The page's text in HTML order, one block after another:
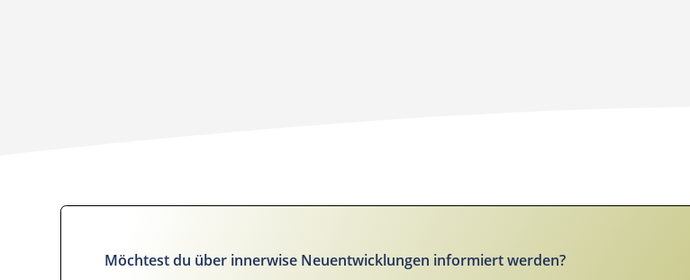
Möchtest du über innerwise Neuentwicklungen informiert werden?